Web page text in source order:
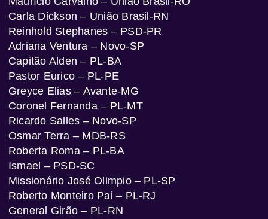
Carla Dickson – União Brasil-RN
Reinhold Stephanes – PSD-PR
Adriana Ventura – Novo-SP
Capitão Alden – PL-BA
Pastor Eurico – PL-PE
Greyce Elias – Avante-MG
Coronel Fernanda – PL-MT
Ricardo Salles – Novo-SP
Osmar Terra – MDB-RS
Roberta Roma – PL-BA
Ismael – PSD-SC
Missionário José Olimpio – PL-SP
Roberto Monteiro Pai – PL-RJ
General Girão – PL-RN